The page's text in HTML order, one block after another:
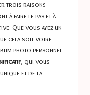
trois raisons
à faire le pas et à
Que vous ayez un
cela soit votre
photo personnel
, qui vous
et de la